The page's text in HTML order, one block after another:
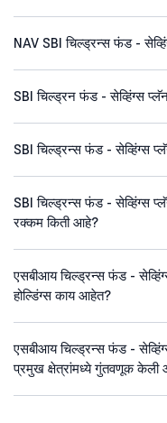
NAV SBI चिल्ड्रन्स फंड -
SBI चिल्ड्रन फंड - सेव्हिंग्स
SBI चिल्ड्रन्स फंड - सेव्हिंग्स
SBI चिल्ड्रन्स फंड - सेव्हिंग्स
रक्कम किती आहे?
एसबीआय चिल्ड्रन्स फंड -
होल्डिंग्स काय आहेत?
एसबीआय चिल्ड्रन्स फंड -
प्रमुख क्षेत्रांमध्ये गुंतवणूक केली